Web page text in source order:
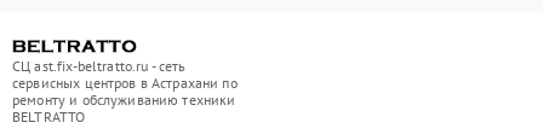
СЦ ast.fix-beltratto.ru - сеть
сервисных центров в Астрахани по
ремонту и обслуживанию техники
BELTRATTO